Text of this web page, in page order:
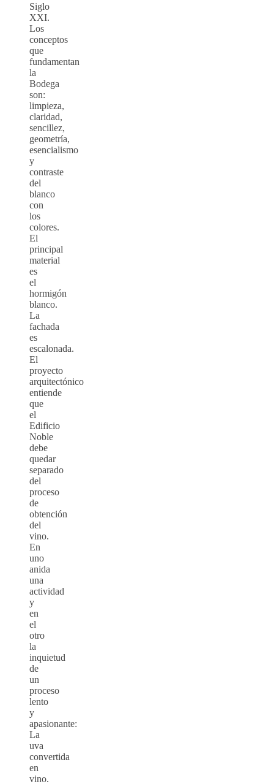
Siglo
XXI.
Los
conceptos
que
fundamentan
la
Bodega
son:
limpieza,
claridad,
sencillez,
geometría,
esencialismo
y
contraste
del
blanco
con
los
colores.
El
principal
material
es
el
hormigón
blanco.
La
fachada
es
escalonada.
El
proyecto
arquitectónico
entiende
que
el
Edificio
Noble
debe
quedar
separado
del
proceso
de
obtención
del
vino.
En
uno
anida
una
actividad
y
en
el
otro
la
inquietud
de
un
proceso
lento
y
apasionante:
La
uva
convertida
en
vino.